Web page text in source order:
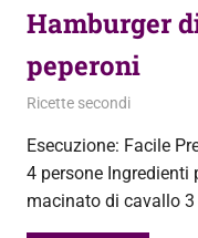
Hamburger
peperoni
4 Novembre 2013
admin
Ricette secondi
Esecuzione: Facile
4 persone Ingredienti
macinato di cavallo